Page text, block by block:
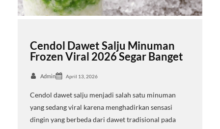
Cendol Dawet Salju Minuman
Frozen Viral 2026 Segar Banget
Admin April 13, 2026
Cendol dawet salju menjadi salah satu minuman
yang sedang viral karena menghadirkan sensasi
dingin yang berbeda dari dawet tradisional pada